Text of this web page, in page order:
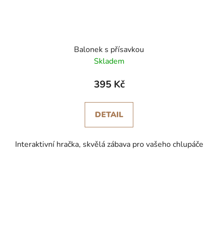
Balonek s přísavkou
Skladem
395 Kč
DETAIL
Interaktivní hračka, skvělá zábava pro vašeho chlupáče